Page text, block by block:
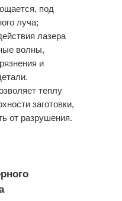
под
луча;
лазера
волны,
и
теплу
заготовки,
от разрушения.